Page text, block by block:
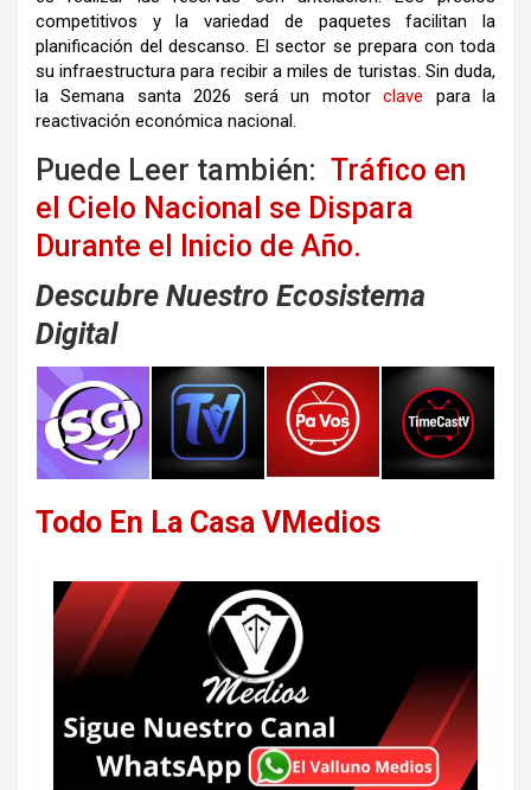
competitivos y la variedad de paquetes facilitan la
planificación del descanso. El sector se prepara con toda
su infraestructura para recibir a miles de turistas. Sin duda,
laSemana santa2026 será un motorclave para la
reactivación económica nacional.
Puede Leer también: Tráfico en
el Cielo Nacional se Dispara
Durante el Inicio de Año.
Descubre Nuestro Ecosistema
Digital
Todo En La Casa VMedios